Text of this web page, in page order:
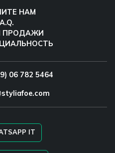
НАМ
ПРОДАЖИ
06 782 5464
IT